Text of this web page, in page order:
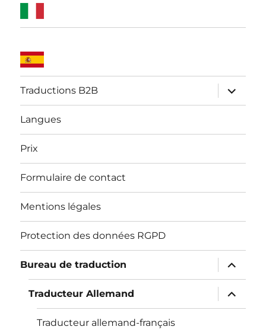
Traductions B2B
ouvrir
le
sous-
Langues
Prix
Formulaire de contact
Mentions légales
Protection des données RGPD
Bureau de traduction
ouvrir
le
sous-
menu
Traducteur Allemand
ouvrir
le
sous-
Traducteur allemand-français